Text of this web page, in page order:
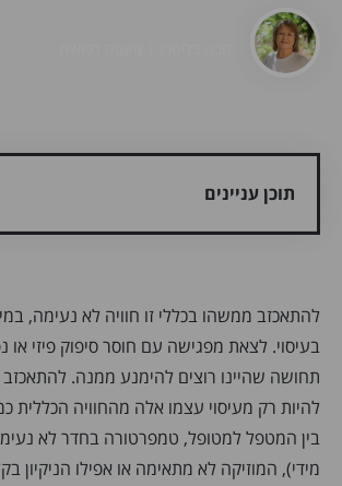
תוכן עניינים
להתאכזב ממשהו בכללי זו חוויה לא נעימה,
בעיסוי. לצאת מפגישה עם חוסר סיפוק פיזי או
תחושה שהיינו רוצים להימנע ממנה. להתאכזב
להיות רק מעיסוי עצמו אלה מהחוויה הכללית
בין המטפל למטופל, טמפרטורה בחדר לא
מידי), המוזיקה לא מתאימה או אפילו הניקיון